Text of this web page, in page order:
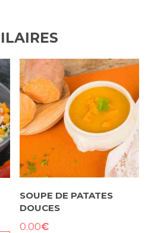
SOUPE DE PATATES
DOUCES
0.00€